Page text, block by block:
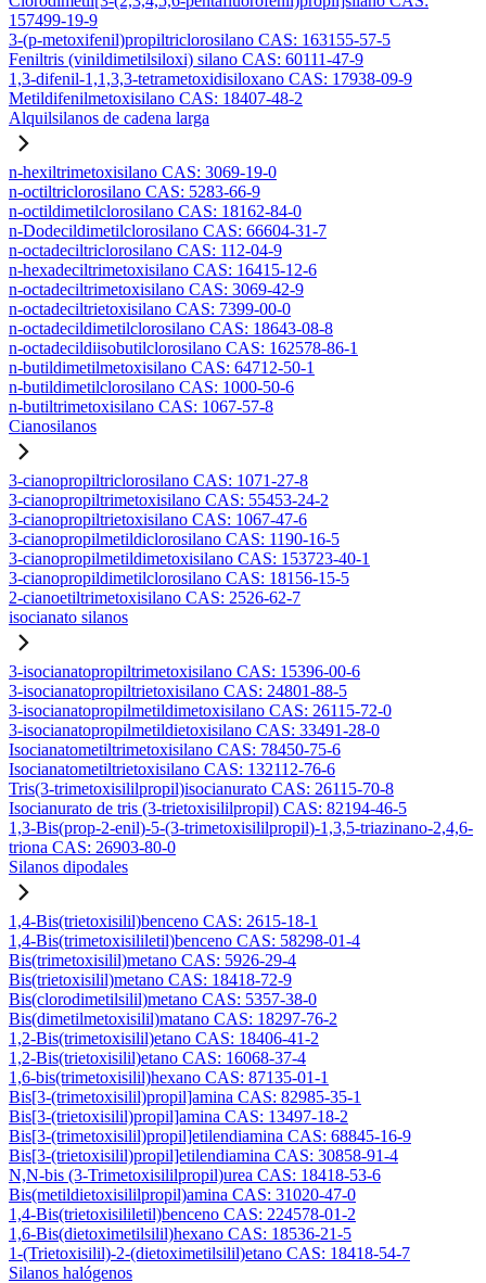
157499-19-9
3-(p-metoxifenil)propiltriclorosilano CAS: 163155-57-5
Feniltris (vinildimetilsiloxi) silano CAS: 60111-47-9
1,3-difenil-1,1,3,3-tetrametoxidisiloxano CAS: 17938-09-9
Metildifenilmetoxisilano CAS: 18407-48-2
Alquilsilanos de cadena larga
n-hexiltrimetoxisilano CAS: 3069-19-0
n-octiltriclorosilano CAS: 5283-66-9
n-octildimetilclorosilano CAS: 18162-84-0
n-Dodecildimetilclorosilano CAS: 66604-31-7
n-octadeciltriclorosilano CAS: 112-04-9
n-hexadeciltrimetoxisilano CAS: 16415-12-6
n-octadeciltrimetoxisilano CAS: 3069-42-9
n-octadeciltrietoxisilano CAS: 7399-00-0
n-octadecildimetilclorosilano CAS: 18643-08-8
n-octadecildiisobutilclorosilano CAS: 162578-86-1
n-butildimetilmetoxisilano CAS: 64712-50-1
n-butildimetilclorosilano CAS: 1000-50-6
n-butiltrimetoxisilano CAS: 1067-57-8
Cianosilanos
3-cianopropiltriclorosilano CAS: 1071-27-8
3-cianopropiltrimetoxisilano CAS: 55453-24-2
3-cianopropiltrietoxisilano CAS: 1067-47-6
3-cianopropilmetildiclorosilano CAS: 1190-16-5
3-cianopropilmetildimetoxisilano CAS: 153723-40-1
3-cianopropildimetilclorosilano CAS: 18156-15-5
2-cianoetiltrimetoxisilano CAS: 2526-62-7
isocianato silanos
3-isocianatopropiltrimetoxisilano CAS: 15396-00-6
3-isocianatopropiltrietoxisilano CAS: 24801-88-5
3-isocianatopropilmetildimetoxisilano CAS: 26115-72-0
3-isocianatopropilmetildietoxisilano CAS: 33491-28-0
Isocianatometiltrimetoxisilano CAS: 78450-75-6
Isocianatometiltrietoxisilano CAS: 132112-76-6
Tris(3-trimetoxisililpropil)isocianurato CAS: 26115-70-8
Isocianurato de tris (3-trietoxisililpropil) CAS: 82194-46-5
1,3-Bis(prop-2-enil)-5-(3-trimetoxisililpropil)-1,3,5-triazinano-2,4,6-
triona CAS: 26903-80-0
Silanos dipodales
1,4-Bis(trietoxisilil)benceno CAS: 2615-18-1
1,4-Bis(trimetoxisililetil)benceno CAS: 58298-01-4
Bis(trimetoxisilil)metano CAS: 5926-29-4
Bis(trietoxisilil)metano CAS: 18418-72-9
Bis(clorodimetilsilil)metano CAS: 5357-38-0
Bis(dimetilmetoxisilil)matano CAS: 18297-76-2
1,2-Bis(trimetoxisilil)etano CAS: 18406-41-2
1,2-Bis(trietoxisilil)etano CAS: 16068-37-4
1,6-bis(trimetoxisilil)hexano CAS: 87135-01-1
Bis[3-(trimetoxisilil)propil]amina CAS: 82985-35-1
Bis[3-(trietoxisilil)propil]amina CAS: 13497-18-2
Bis[3-(trimetoxisilil)propil]etilendiamina CAS: 68845-16-9
Bis[3-(trietoxisilil)propil]etilendiamina CAS: 30858-91-4
N,N-bis (3-Trimetoxisililpropil)urea CAS: 18418-53-6
Bis(metildietoxisililpropil)amina CAS: 31020-47-0
1,4-Bis(trietoxisililetil)benceno CAS: 224578-01-2
1,6-Bis(dietoximetilsilil)hexano CAS: 18536-21-5
1-(Trietoxisilil)-2-(dietoximetilsilil)etano CAS: 18418-54-7
Silanos halógenos